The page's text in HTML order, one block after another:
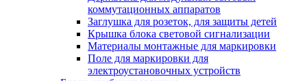
коммутационных аппаратов
Заглушка для розеток, для защиты детей
Крышка блока световой сигнализации
Материалы монтажные для маркировки
Поле для маркировки для
электроустановочных устройств